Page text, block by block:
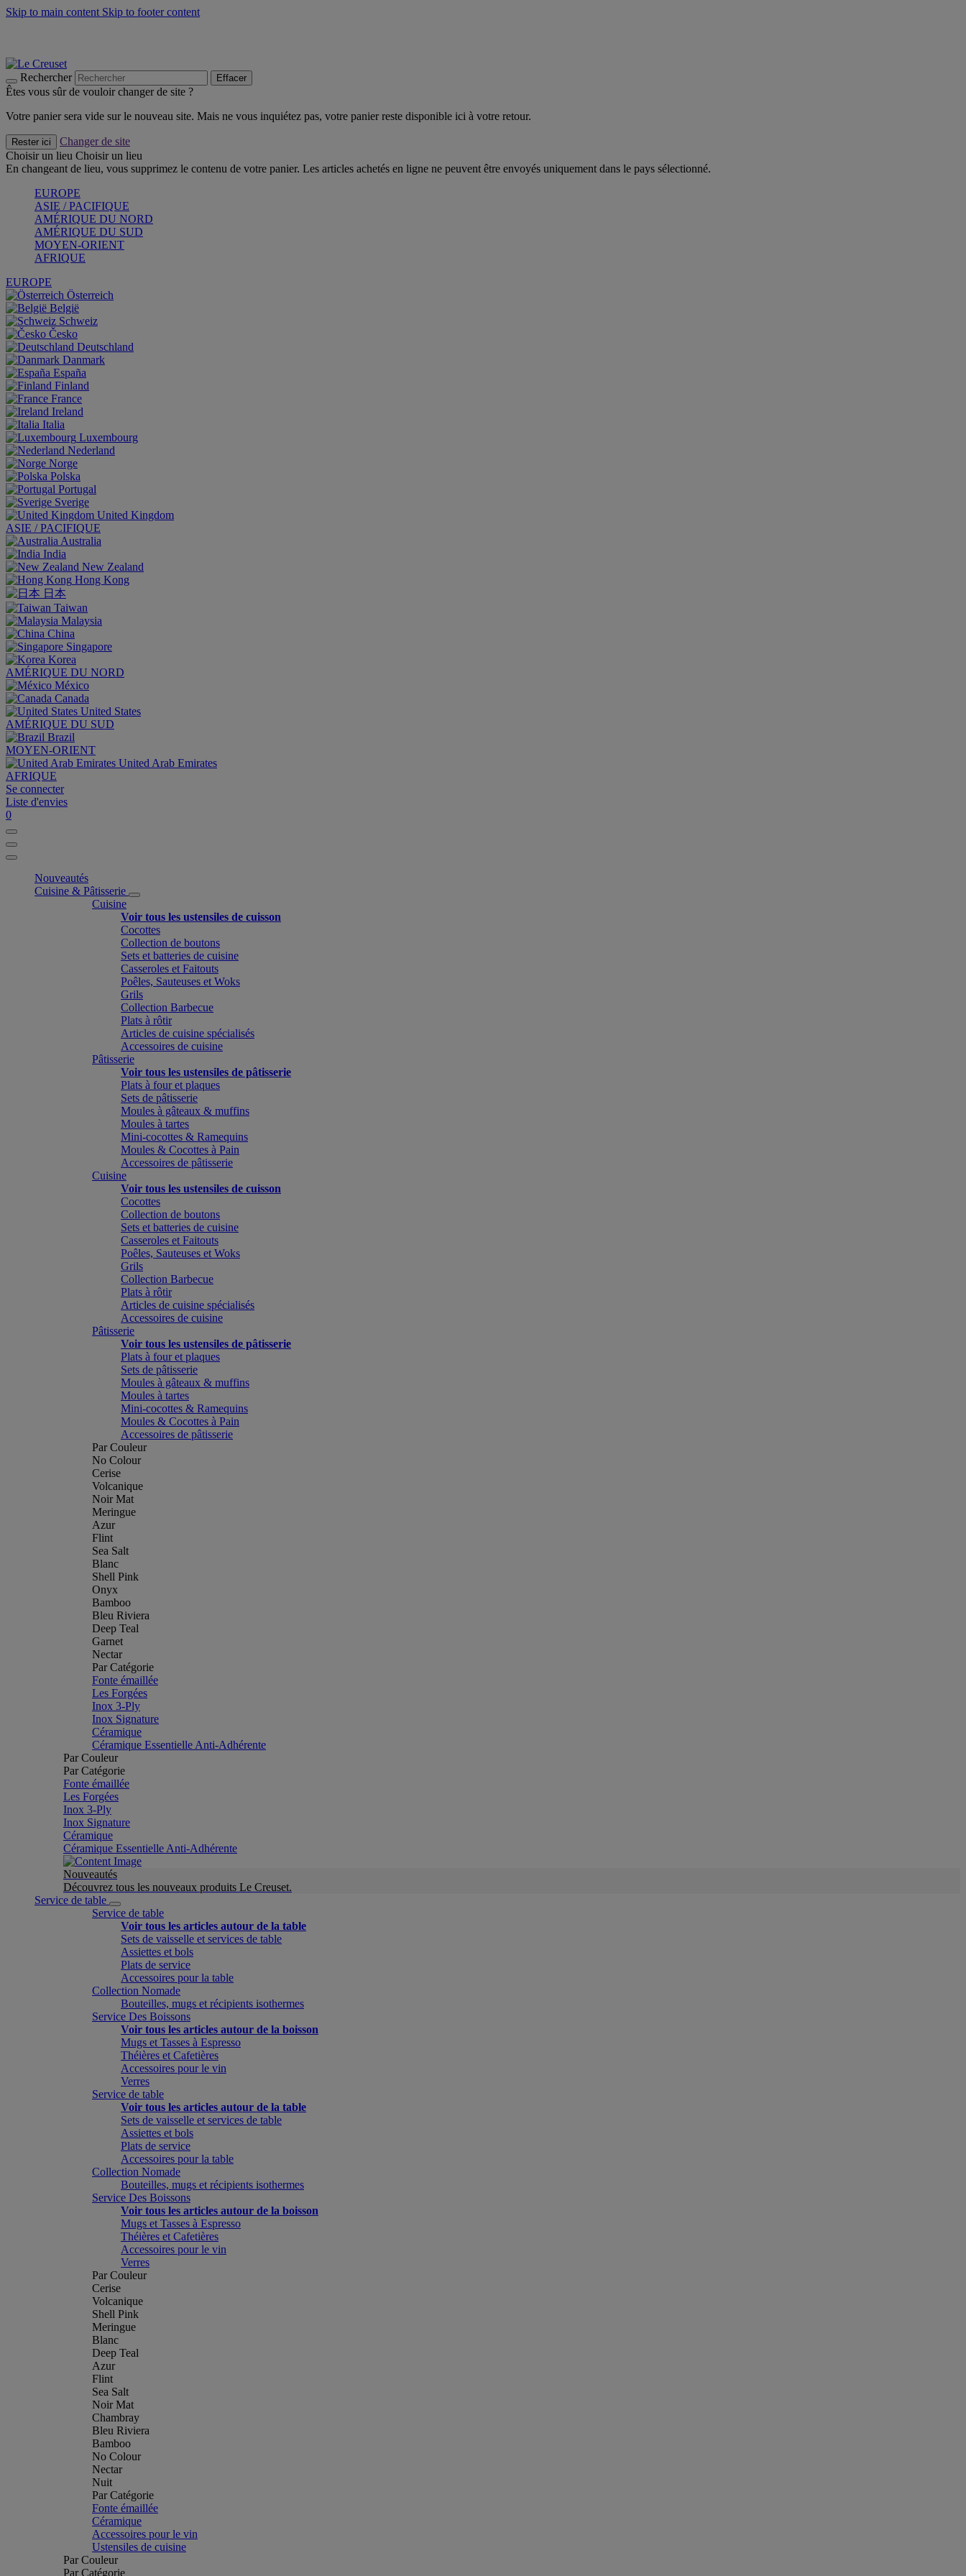
Skip to main content Skip to footer content
Rechercher Effacer
Êtes vous sûr de vouloir changer de site ?
Votre panier sera vide sur le nouveau site. Mais ne vous inquiétez pas, votre panier reste disponible ici à votre retour.
Rester ici
Changer de site
Choisir un lieu Choisir un lieu
En changeant de lieu, vous supprimez le contenu de votre panier. Les articles achetés en ligne ne peuvent être envoyés uniquement dans le pays sélectionné.
EUROPE
ASIE / PACIFIQUE
AMÉRIQUE DU NORD
AMÉRIQUE DU SUD
MOYEN-ORIENT
AFRIQUE
EUROPE
Österreich
België
Schweiz
Česko
Deutschland
Danmark
España
Finland
France
Ireland
Italia
Luxembourg
Nederland
Norge
Polska
Portugal
Sverige
United Kingdom
ASIE / PACIFIQUE
Australia
India
New Zealand
Hong Kong
日本
Taiwan
Malaysia
China
Singapore
Korea
AMÉRIQUE DU NORD
México
Canada
United States
AMÉRIQUE DU SUD
Brazil
MOYEN-ORIENT
United Arab Emirates
AFRIQUE
Se connecter
Liste d'envies
0
Nouveautés
Cuisine & Pâtisserie
Cuisine
Voir tous les ustensiles de cuisson
Cocottes
Collection de boutons
Sets et batteries de cuisine
Casseroles et Faitouts
Poêles, Sauteuses et Woks
Grils
Collection Barbecue
Plats à rôtir
Articles de cuisine spécialisés
Accessoires de cuisine
Pâtisserie
Voir tous les ustensiles de pâtisserie
Plats à four et plaques
Sets de pâtisserie
Moules à gâteaux & muffins
Moules à tartes
Mini-cocottes & Ramequins
Moules & Cocottes à Pain
Accessoires de pâtisserie
Cuisine
Voir tous les ustensiles de cuisson
Cocottes
Collection de boutons
Sets et batteries de cuisine
Casseroles et Faitouts
Poêles, Sauteuses et Woks
Grils
Collection Barbecue
Plats à rôtir
Articles de cuisine spécialisés
Accessoires de cuisine
Pâtisserie
Voir tous les ustensiles de pâtisserie
Plats à four et plaques
Sets de pâtisserie
Moules à gâteaux & muffins
Moules à tartes
Mini-cocottes & Ramequins
Moules & Cocottes à Pain
Accessoires de pâtisserie
Par Couleur
No Colour
Cerise
Volcanique
Noir Mat
Meringue
Azur
Flint
Sea Salt
Blanc
Shell Pink
Onyx
Bamboo
Bleu Riviera
Deep Teal
Garnet
Nectar
Par Catégorie
Fonte émaillée
Les Forgées
Inox 3-Ply
Inox Signature
Céramique
Céramique Essentielle Anti-Adhérente
Par Couleur
Par Catégorie
Fonte émaillée
Les Forgées
Inox 3-Ply
Inox Signature
Céramique
Céramique Essentielle Anti-Adhérente
Nouveautés
Découvrez tous les nouveaux produits Le Creuset.
Service de table
Service de table
Voir tous les articles autour de la table
Sets de vaisselle et services de table
Assiettes et bols
Plats de service
Accessoires pour la table
Collection Nomade
Bouteilles, mugs et récipients isothermes
Service Des Boissons
Voir tous les articles autour de la boisson
Mugs et Tasses à Espresso
Théières et Cafetières
Accessoires pour le vin
Verres
Service de table
Voir tous les articles autour de la table
Sets de vaisselle et services de table
Assiettes et bols
Plats de service
Accessoires pour la table
Collection Nomade
Bouteilles, mugs et récipients isothermes
Service Des Boissons
Voir tous les articles autour de la boisson
Mugs et Tasses à Espresso
Théières et Cafetières
Accessoires pour le vin
Verres
Par Couleur
Cerise
Volcanique
Shell Pink
Meringue
Blanc
Deep Teal
Azur
Flint
Sea Salt
Noir Mat
Chambray
Bleu Riviera
Bamboo
No Colour
Nectar
Nuit
Par Catégorie
Fonte émaillée
Céramique
Accessoires pour le vin
Ustensiles de cuisine
Par Couleur
Par Catégorie